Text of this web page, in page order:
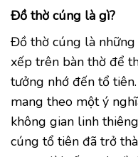
Đồ thờ cúng là gì?
Đồ thờ cúng là
xếp trên bàn thờ để
tưởng nhớ đến tổ
mang theo một ý
không gian linh
cúng tổ tiên đã trở